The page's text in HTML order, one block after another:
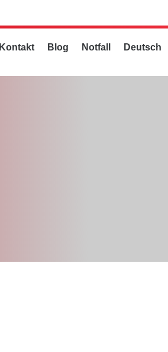
Kontakt Blog Notfall Deutsch